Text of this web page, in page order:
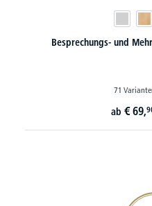
Besprechungs- und
71
ab € 69,
20€